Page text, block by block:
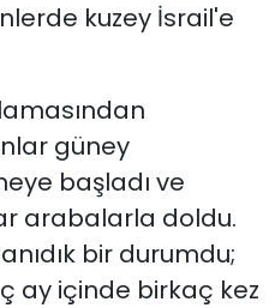
kuzey İsrail'e
güney
başladı ve
arabalarla doldu.
bir durumdu;
ay içinde birkaç kez